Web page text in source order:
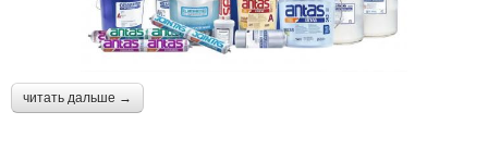
читать дальше →